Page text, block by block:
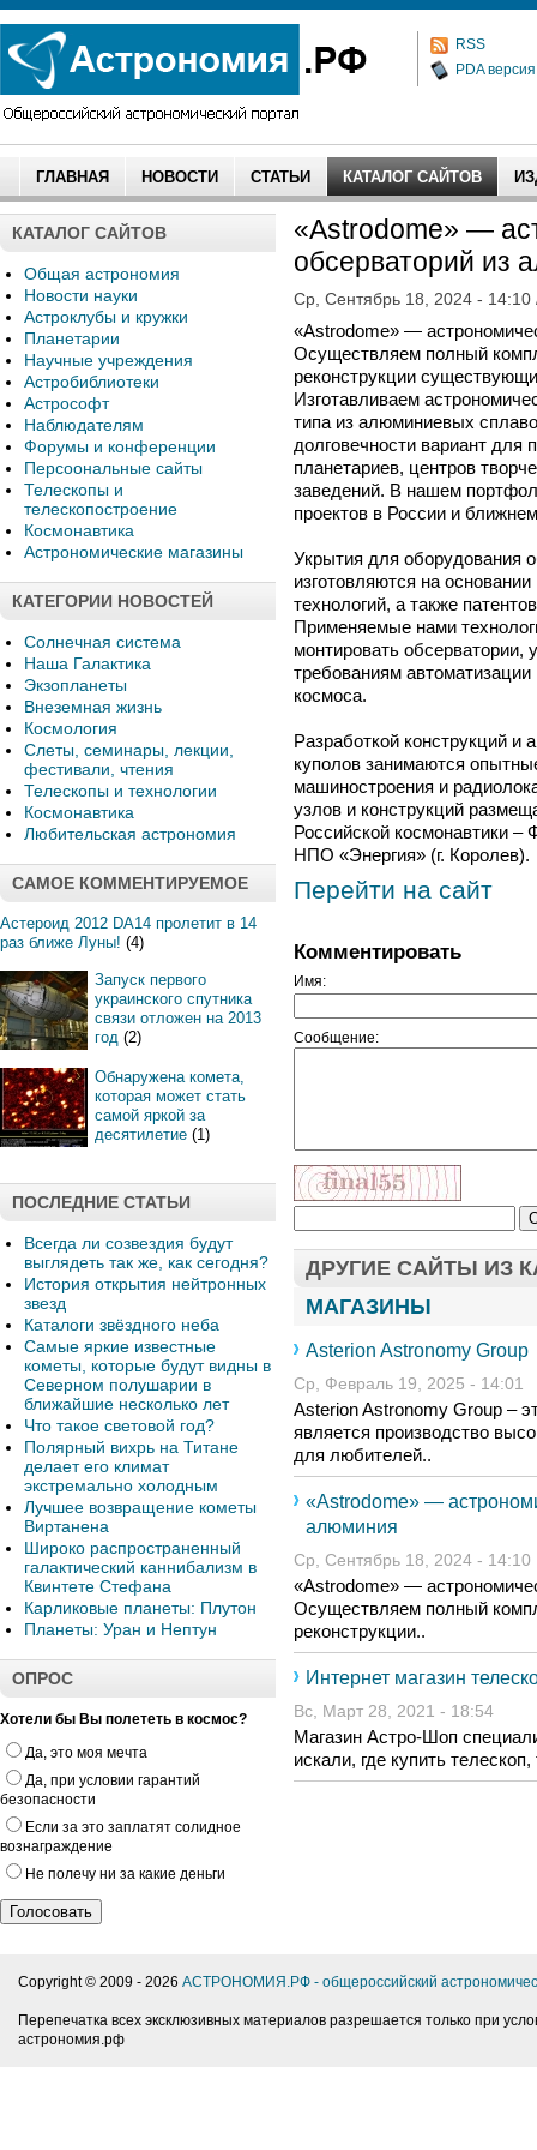
RSS
PDA версия
ГЛАВНАЯ НОВОСТИ СТАТЬИ КАТАЛОГ САЙТОВ
КАТАЛОГ САЙТОВ
Общая астрономия
Новости науки
Астроклубы и кружки
Планетарии
Научные учреждения
Астробиблиотеки
Астрософт
Наблюдателям
Форумы и конференции
Персоональные сайты
Телескопы и
телескопостроение
Космонавтика
Астрономические магазины
КАТЕГОРИИ НОВОСТЕЙ
Солнечная система
Наша Галактика
Экзопланеты
Внеземная жизнь
Космология
Слеты, семинары, лекции,
фестивали, чтения
Телескопы и технологии
Космонавтика
Любительская астрономия
САМОЕ КОММЕНТИРУЕМОЕ
Астероид 2012 DA14 пролетит в 14
раз ближе Луны! (4)
Запуск первого
украинского спутника
связи отложен на 2013
год (2)
Обнаружена комета,
которая может стать
самой яркой за
десятилетие (1)
ПОСЛЕДНИЕ СТАТЬИ
Всегда ли созвездия будут
выглядеть так же, как сегодня?
История открытия нейтронных
звезд
Каталоги звёздного неба
Самые яркие известные
кометы, которые будут видны в
Северном полушарии в
ближайшие несколько лет
Что такое световой год?
Полярный вихрь на Титане
делает его климат
экстремально холодным
Лучшее возвращение кометы
Виртанена
Широко распространенный
галактический каннибализм в
Квинтете Стефана
Карликовые планеты: Плутон
Планеты: Уран и Нептун
ОПРОС
Хотели бы Вы полететь в космос?
Да, это моя мечта
Да, при условии гарантий
безопасности
Если за это заплатят солидное
вознаграждение
Не полечу ни за какие деньги
«Astrodome» —
обсерваторий из
Ср, Сентябрь 18, 2024 - 14:10
«Astrodome» —
Осуществляем полный
реконструкции
Изготавливаем
типа из алюминиевых
долговечности вариант для
планетариев, центров
заведений. В нашем
проектов в России и
Укрытия для оборудования
изготовляются на
технологий, а также
Применяемые нами
монтировать
требованиям
космоса.
Разработкой конструкций и
куполов занимаются
машиностроения и
узлов и конструкций
Российской космонавтики
НПО «Энергия» (г. Королев).
Перейти на сайт
Комментировать
Имя:
Сообщение:
ДРУГИЕ САЙТЫ ИЗ
МАГАЗИНЫ
Asterion Astronomy Group
Ср, Февраль 19, 2025 - 14:01
Asterion Astronomy Group –
является производство
для любителей..
«Astrodome» —
алюминия
Ср, Сентябрь 18, 2024 - 14:10
«Astrodome» —
Осуществляем полный
реконструкции..
Интернет магазин
Вс, Март 28, 2021 - 18:54
Магазин Астро-Шоп
искали, где купить
Copyright © 2009 - 2026 АСТРОНОМИЯ.РФ - общероссийский
Перепечатка всех эксклюзивных материалов разрешается только при
астрономия.рф